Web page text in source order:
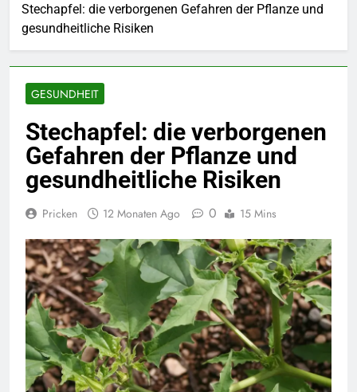
Stechapfel: die verborgenen Gefahren der Pflanze und
gesundheitliche Risiken
GESUNDHEIT
Stechapfel: die verborgenen
Gefahren der Pflanze und
gesundheitliche Risiken
Pricken 12 Monaten Ago 0 15 Mins